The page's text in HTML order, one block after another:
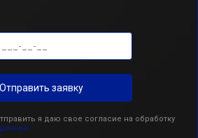
Отправить заявку
я даю свое согласие на обработку